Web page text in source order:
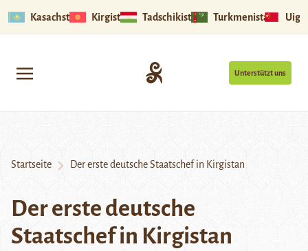
Kasachstan Kirgistan Tadschikistan Turkmenistan
Unterstützt uns
Startseite Der erste deutsche Staatschef in Kirgistan
Der erste deutsche
Staatschef in Kirgistan